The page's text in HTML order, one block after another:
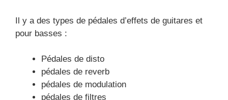
Il y a des types de pédales d’effets de guitares et
pour basses :
Pédales de disto
pédales de reverb
pédales de modulation
pédales de filtres